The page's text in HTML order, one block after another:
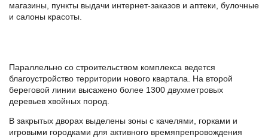
магазины, пункты выдачи интернет-заказов и аптеки, булочные
и салоны красоты.
Параллельно со строительством комплекса ведется
благоустройство территории нового квартала. На второй
береговой линии высажено более 1300 двухметровых
деревьев хвойных пород.
В закрытых дворах выделены зоны с качелями, горками и
игровыми городками для активного времяпрепровождения